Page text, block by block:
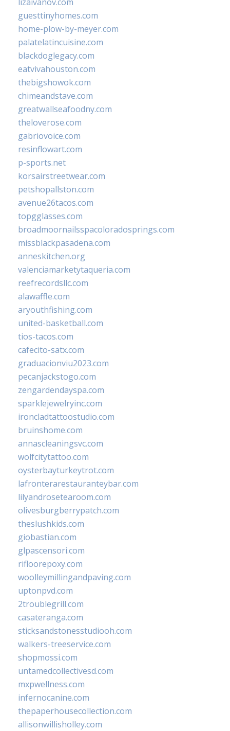
guesttinyhomes.com
home-plow-by-meyer.com
palatelatincuisine.com
blackdoglegacy.com
eatvivahouston.com
thebigshowok.com
chimeandstave.com
greatwallseafoodny.com
theloverose.com
gabriovoice.com
resinflowart.com
p-sports.net
korsairstreetwear.com
petshopallston.com
avenue26tacos.com
topgglasses.com
broadmoornailsspacoloradosprings.com
missblackpasadena.com
anneskitchen.org
valenciamarketytaqueria.com
reefrecordsllc.com
alawaffle.com
aryouthfishing.com
united-basketball.com
tios-tacos.com
cafecito-satx.com
graduacionviu2023.com
pecanjackstogo.com
zengardendayspa.com
sparklejewelryinc.com
ironcladtattoostudio.com
bruinshome.com
annascleaningsvc.com
wolfcitytattoo.com
oysterbayturkeytrot.com
lafronterarestauranteybar.com
lilyandrosetearoom.com
olivesburgberrypatch.com
theslushkids.com
giobastian.com
glpascensori.com
rifloorepoxy.com
woolleymillingandpaving.com
uptonpvd.com
2troublegrill.com
casateranga.com
sticksandstonesstudiooh.com
walkers-treeservice.com
shopmossi.com
untamedcollectivesd.com
mxpwellness.com
infernocanine.com
thepaperhousecollection.com
allisonwillisholley.com